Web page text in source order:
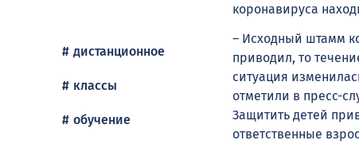
дистанционное
классы
обучение
коронавируса
– Исходный штамм
приводил, то
ситуация
отметили в пресс-
Защитить детей
ответственные